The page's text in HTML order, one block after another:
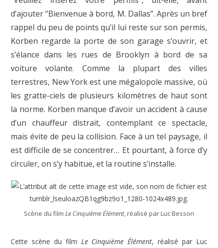
d’ajouter ‘’Bienvenue à bord, M. Dallas’’. Après un bref
rappel du peu de points qu’il lui reste sur son permis,
Korben regarde la porte de son garage s’ouvrir, et
s’élance dans les rues de Brooklyn à bord de sa
voiture volante. Comme la plupart des villes
terrestres, New York est une mégalopole massive, où
les gratte-ciels de plusieurs kilomètres de haut sont
la norme. Korben manque d’avoir un accident à cause
d’un chauffeur distrait, contemplant ce spectacle,
mais évite de peu la collision. Face à un tel paysage, il
est difficile de se concentrer… Et pourtant, à force d’y
circuler, on s’y habitue, et la routine s’installe.
Scène du film Le Cinquième Élément, réalisé par Luc Besson
Cette scène du film Le Cinquième Élément, réalisé par Luc